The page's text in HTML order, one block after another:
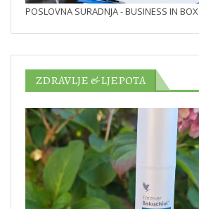
POSLOVNA SURADNJA - BUSINESS IN BOX
ZDRAVLJE & LJEPOTA